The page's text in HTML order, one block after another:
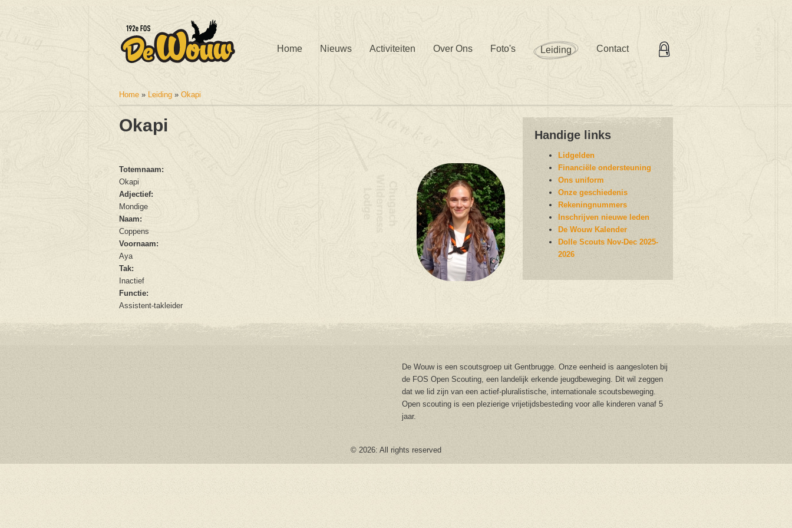
Home Nieuws Activiteiten Over Ons Foto's Leiding Contact
U bent hier
Home » Leiding » Okapi
Okapi
Totemnaam:
Okapi
Adjectief:
Mondige
Naam:
Coppens
Voornaam:
Aya
Tak:
Inactief
Functie:
Assistent-takleider
Handige links
Lidgelden
Financiële ondersteuning
Ons uniform
Onze geschiedenis
Rekeningnummers
Inschrijven nieuwe leden
De Wouw Kalender
Dolle Scouts Nov-Dec 2025-
2026
De Wouw is een scoutsgroep uit Gentbrugge. Onze eenheid is aangesloten bij
de FOS Open Scouting, een landelijk erkende jeugdbeweging. Dit wil zeggen
dat we lid zijn van een actief-pluralistische, internationale scoutsbeweging.
Open scouting is een plezierige vrijetijdsbesteding voor alle kinderen vanaf 5
jaar.
© 2026: All rights reserved